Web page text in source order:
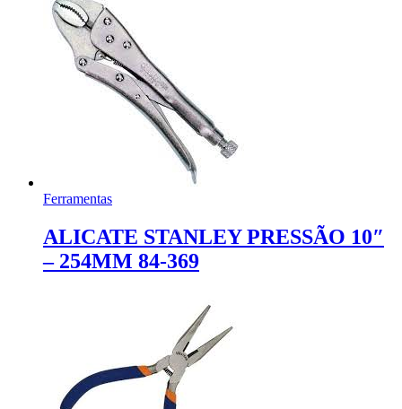
Ferramentas
ALICATE STANLEY PRESSÃO 10″
– 254MM 84-369